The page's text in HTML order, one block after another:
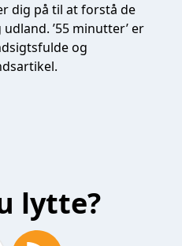
dig på til at forstå de
’55 minutter’ er
og
lytte?